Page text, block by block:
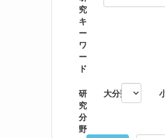
究
キ
ー
ワ
ー
ド
研
究
分
野
大分類